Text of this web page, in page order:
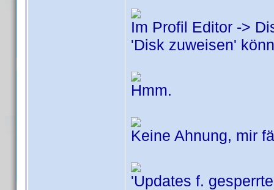
Im Profil Editor ->
'Disk zuweisen'
Hmm.
Keine Ahnung, mir
'Updates f.